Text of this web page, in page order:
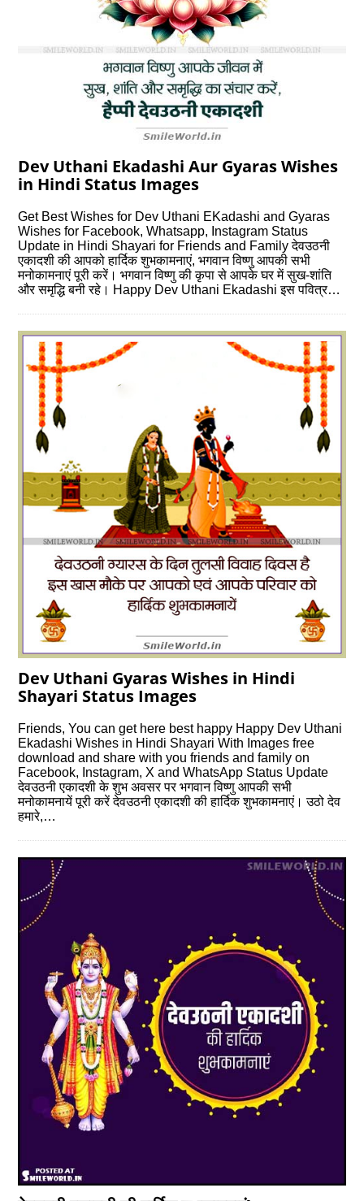
Dev Uthani Ekadashi Aur Gyaras Wishes
in Hindi Status Images
Get Best Wishes for Dev Uthani EKadashi and Gyaras
Wishes for Facebook, Whatsapp, Instagram Status
Update in Hindi Shayari for Friends and Family देवउठनी
एकादशी की आपको हार्दिक शुभकामनाएं, भगवान विष्णु आपकी सभी
मनोकामनाएं पूरी करें। भगवान विष्णु की कृपा से आपके घर में सुख-शांति
और समृद्धि बनी रहे। Happy Dev Uthani Ekadashi इस पवित्र…
Dev Uthani Gyaras Wishes in Hindi
Shayari Status Images
Friends, You can get here best happy Happy Dev Uthani
Ekadashi Wishes in Hindi Shayari With Images free
download and share with you friends and family on
Facebook, Instagram, X and WhatsApp Status Update
देवउठनी एकादशी के शुभ अवसर पर भगवान विष्णु आपकी सभी
मनोकामनायें पूरी करें देवउठनी एकादशी की हार्दिक शुभकामनाएं। उठो देव
हमारे,…